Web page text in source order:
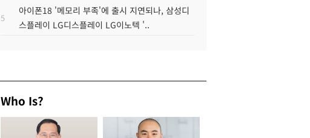
5
아이폰18 '메모리 부족'에 출시 지연되나, 삼성디
스플레이 LG디스플레이 LG이노텍 '..
Who Is?